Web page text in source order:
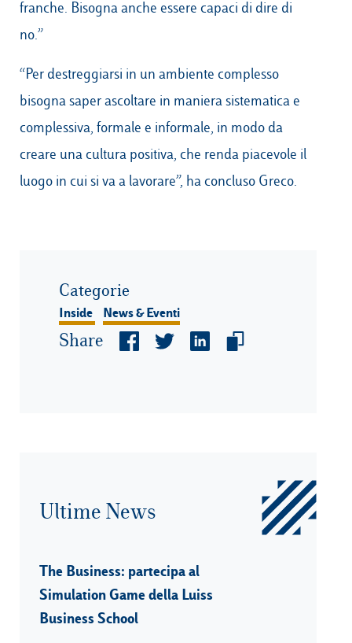
franche. Bisogna anche essere capaci di dire di
no.”
“Per destreggiarsi in un ambiente complesso
bisogna saper ascoltare in maniera sistematica e
complessiva, formale e informale, in modo da
creare una cultura positiva, che renda piacevole il
luogo in cui si va a lavorare”, ha concluso Greco.
Categorie
Inside News & Eventi
Share
Ultime News
The Business: partecipa al
Simulation Game della Luiss
Business School